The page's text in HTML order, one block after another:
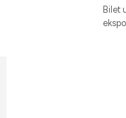
Bilet